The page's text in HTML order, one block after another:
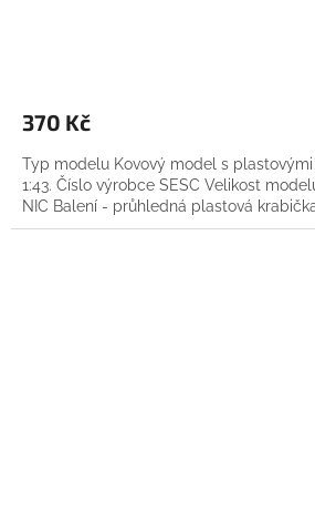
370 Kč
Typ modelu Kovový model s
1:43. Číslo výrobce SESC Velikost
NIC Balení - průhledná plastová